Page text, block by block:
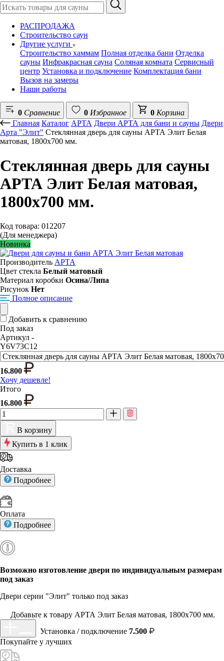
РАСПРОДАЖА
Строительство саун
Другие услуги
Строительство хаммам Полная отделка бани Отделка
сауны Инфракрасная сауна Соляная комната Сервисный
центр Установка и подключение Комплектация бани
Вызов на замеры
Наши работы
0 Сравнение 0 Избранное 0 Корзина
Главная Каталог АРТА Двери АРТА для бани и сауны Двери
Арта "Элит" Стеклянная дверь для сауны АРТА Элит Белая
матовая, 1800х700 мм.
Стеклянная дверь для сауны
АРТА Элит Белая матовая,
1800х700 мм.
Код товара: 012207
(Для менеджера)
Новинка
Производитель АРТА
Цвет стекла Белый матовый
Материал коробки Осина/Липа
Рисунок Нет
Полное описание
Добавить к сравнению
Под заказ
Артикул -
Y6V73C12
16.800
Хочу дешевле!
Итого
16.800
В корзину
Купить в 1 клик
Доставка
Подробнее
Оплата
Подробнее
Возможно изготовление двери по индивидуальным размерам
под заказ
Двери серии "Элит" только под заказ
Добавьте к товару АРТА Элит Белая матовая, 1800х700 мм.
Установка / подключение 7.500
Покупайте у лучших